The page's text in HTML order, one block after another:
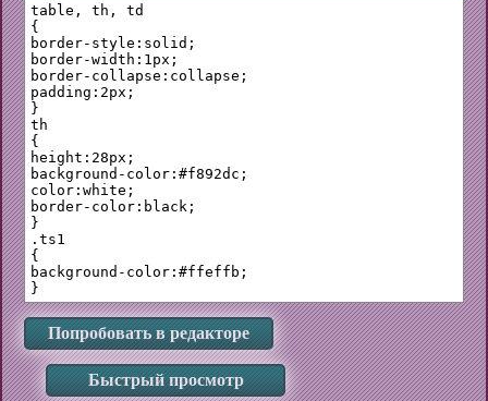
table, th, td
{
border-style:solid;
border-width:1px;
border-collapse:collapse;
padding:2px;
}
th
{
height:28px;
background-color:#f892dc;
color:white;
border-color:black;
}
.ts1
{
background-color:#ffeffb;
Попробовать в редакторе
Быстрый просмотр